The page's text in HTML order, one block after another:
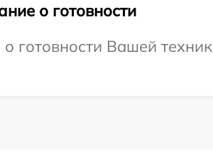
о готовности
Вашей